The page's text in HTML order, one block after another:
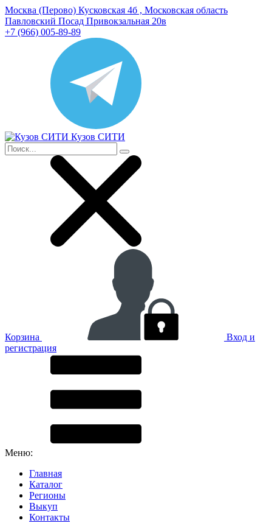
Москва (Перово) Кусковская 4б , Московская область
Павловский Посад Привокзальная 20в
+7 (966) 005-89-89
Кузов СИТИ
Корзина
Вход и
регистрация
Меню:
Главная
Каталог
Регионы
Выкуп
Контакты